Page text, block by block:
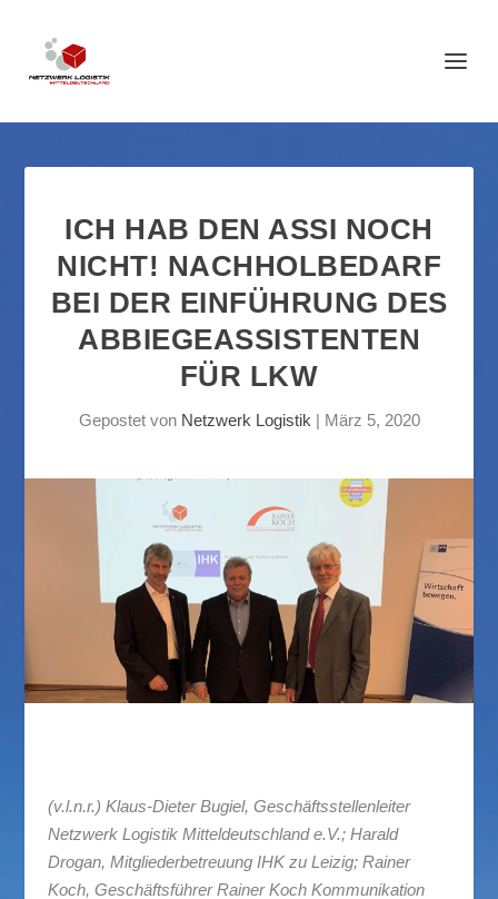
ICH HAB DEN ASSI NOCH
NICHT! NACHHOLBEDARF
BEI DER EINFÜHRUNG DES
ABBIEGEASSISTENTEN
FÜR LKW
Gepostet von Netzwerk Logistik | März 5, 2020
(v.l.n.r.) Klaus-Dieter Bugiel, Geschäftsstellenleiter
Netzwerk Logistik Mitteldeutschland e.V.; Harald
Drogan, Mitgliederbetreuung IHK zu Leizig; Rainer
Koch, Geschäftsführer Rainer Koch Kommunikation